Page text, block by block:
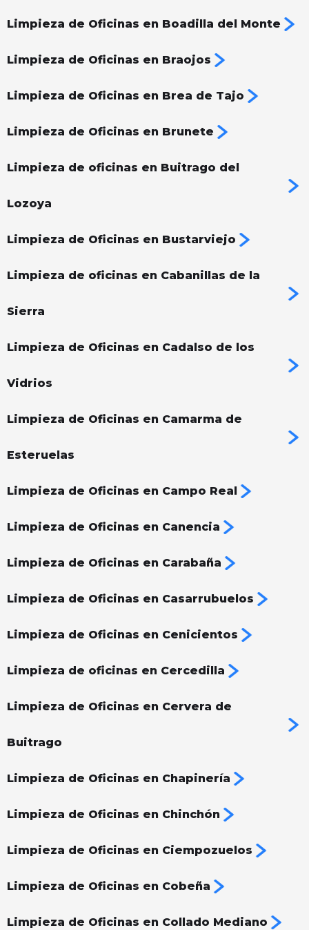
Limpieza de Oficinas en Boadilla del Monte
Limpieza de Oficinas en Braojos
Limpieza de Oficinas en Brea de Tajo
Limpieza de Oficinas en Brunete
Limpieza de oficinas en Buitrago del
Lozoya
Limpieza de Oficinas en Bustarviejo
Limpieza de oficinas en Cabanillas de la
Sierra
Limpieza de Oficinas en Cadalso de los
Vidrios
Limpieza de Oficinas en Camarma de
Esteruelas
Limpieza de Oficinas en Campo Real
Limpieza de Oficinas en Canencia
Limpieza de Oficinas en Carabaña
Limpieza de Oficinas en Casarrubuelos
Limpieza de Oficinas en Cenicientos
Limpieza de oficinas en Cercedilla
Limpieza de Oficinas en Cervera de
Buitrago
Limpieza de Oficinas en Chapinería
Limpieza de Oficinas en Chinchón
Limpieza de Oficinas en Ciempozuelos
Limpieza de Oficinas en Cobeña
Limpieza de Oficinas en Collado Mediano